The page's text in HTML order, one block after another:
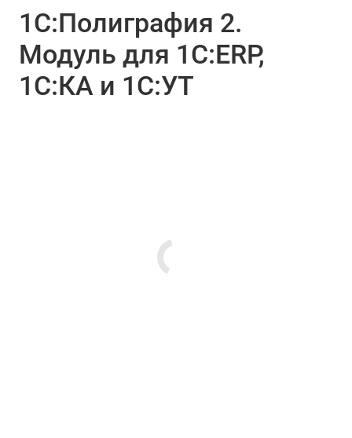
1С:Полиграфия 2.
Модуль для 1С:ERP,
1С:КА и 1С:УТ